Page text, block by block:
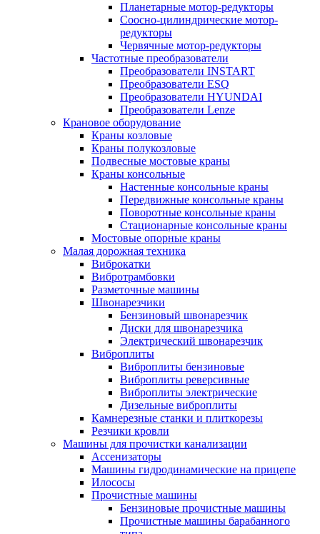
Планетарные мотор-редукторы
Соосно-цилиндрические мотор-
редукторы
Червячные мотор-редукторы
Частотные преобразователи
Преобразователи INSTART
Преобразователи ESQ
Преобразователи HYUNDAI
Преобразователи Lenze
Крановое оборудование
Краны козловые
Краны полукозловые
Подвесные мостовые краны
Краны консольные
Настенные консольные краны
Передвижные консольные краны
Поворотные консольные краны
Стационарные консольные краны
Мостовые опорные краны
Малая дорожная техника
Виброкатки
Вибротрамбовки
Разметочные машины
Швонарезчики
Бензиновый швонарезчик
Диски для швонарезчика
Электрический швонарезчик
Виброплиты
Виброплиты бензиновые
Виброплиты реверсивные
Виброплиты электрические
Дизельные виброплиты
Камнерезные станки и плиткорезы
Резчики кровли
Машины для прочистки канализации
Ассенизаторы
Машины гидродинамические на прицепе
Илососы
Прочистные машины
Бензиновые прочистные машины
Прочистные машины барабанного